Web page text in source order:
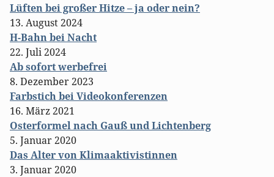
Lüften bei großer Hitze – ja oder nein?
13. August 2024
H-Bahn bei Nacht
22. Juli 2024
Ab sofort werbefrei
8. Dezember 2023
Farbstich bei Videokonferenzen
16. März 2021
Osterformel nach Gauß und Lichtenberg
5. Januar 2020
Das Alter von Klimaaktivistinnen
3. Januar 2020